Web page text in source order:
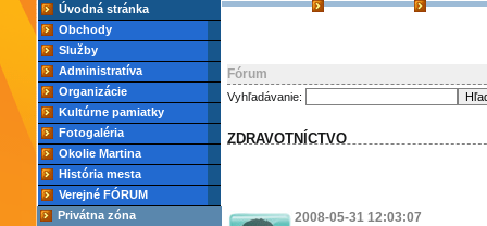
Úvodná stránka
Obchody
Služby
Administratíva
Organizácie
Kultúrne pamiatky
Fotogaléria
Okolie Martina
História mesta
Verejné FÓRUM
Privátna zóna
Fórum
Vyhľadávanie:
ZDRAVOTNÍCTVO
2008-05-31 12:03:07